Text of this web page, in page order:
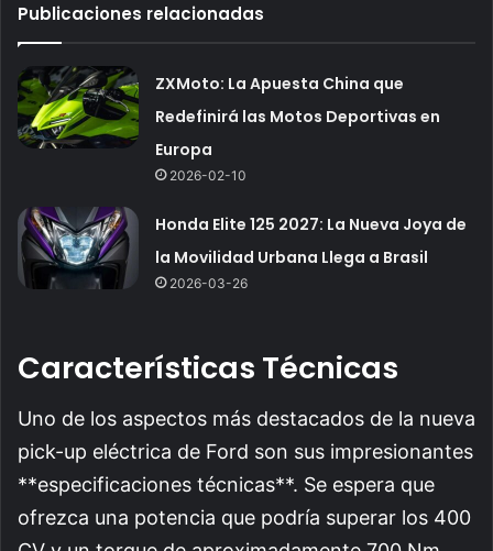
Publicaciones relacionadas
ZXMoto: La Apuesta China que
Redefinirá las Motos Deportivas en
Europa
2026-02-10
Honda Elite 125 2027: La Nueva Joya de
la Movilidad Urbana Llega a Brasil
2026-03-26
Características Técnicas
Uno de los aspectos más destacados de la nueva
pick-up eléctrica de Ford son sus impresionantes
**especificaciones técnicas**. Se espera que
ofrezca una potencia que podría superar los 400